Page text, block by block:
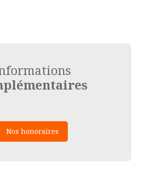
Nos honoraires